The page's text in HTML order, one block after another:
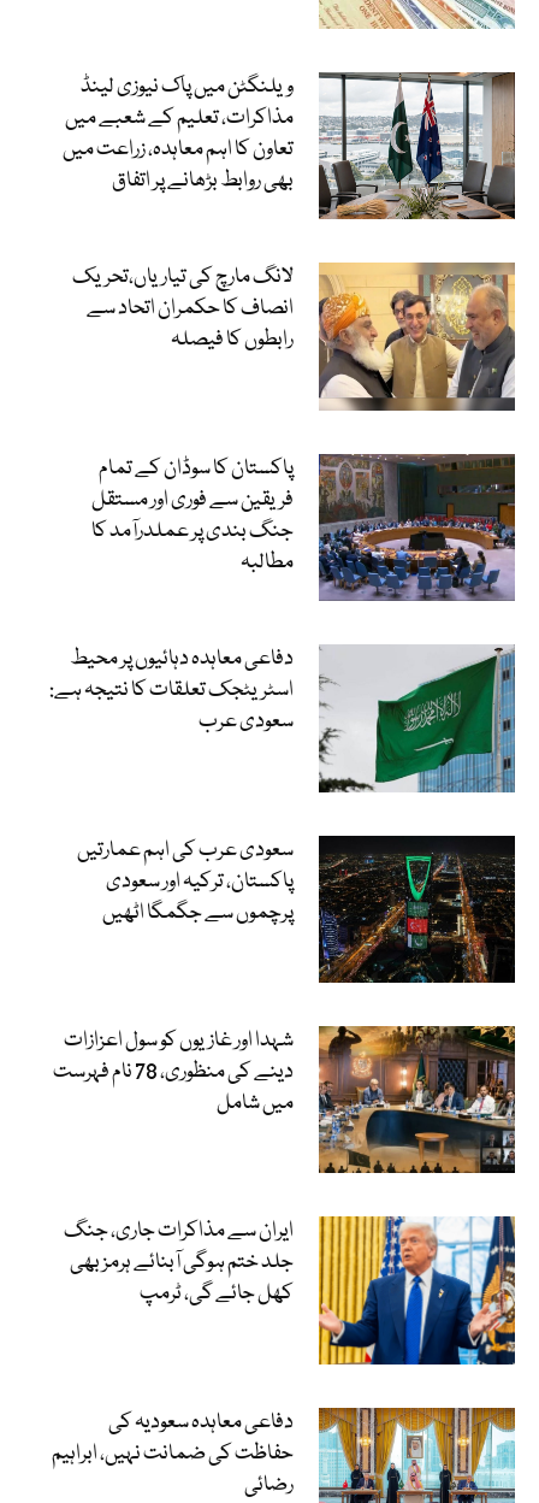
ویلنگٹن میں پاک نیوزی لینڈ
مذاکرات، تعلیم کے شعبے میں
تعاون کا اہم معاہدہ، زراعت میں
بھی روابط بڑھانے پر اتفاق
لانگ مارچ کی تیاریاں،تحریک
انصاف کا حکمران اتحاد سے
رابطوں کا فیصلہ
پاکستان کا سوڈان کے تمام
فریقین سے فوری اور مستقل
جنگ بندی پر عملدرآمد کا
مطالبہ
دفاعی معاہدہ دہائیوں پر محیط
اسٹریٹجک تعلقات کا نتیجہ ہے:
سعودی عرب
سعودی عرب کی اہم عمارتیں
پاکستان، ترکیہ اور سعودی
پرچموں سے جگمگا اٹھیں
شہدا اور غازیوں کو سول اعزازات
دینے کی منظوری، 78 نام فہرست
میں شامل
ایران سے مذاکرات جاری، جنگ
جلد ختم ہوگی آبنائے ہرمز بھی
کھل جائے گی، ٹرمپ
دفاعی معاہدہ سعودیہ کی
حفاظت کی ضمانت نہیں، ابراہیم
رضائی